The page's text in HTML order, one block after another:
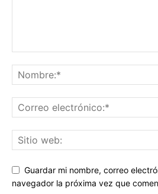
Guardar mi nombre, correo
navegador la próxima vez que